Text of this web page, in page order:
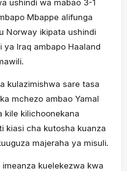
ushindi wa mabao 3-1
Mbappe alifunga
Norway ikipata ushindi
ya Iraq ambapo Haaland
kulazimishwa sare tasa
mchezo ambao Yamal
kile kilichoonekana
kiasi cha kutosha kuanza
majeraha ya misuli.
imeanza kuelekezwa kwa